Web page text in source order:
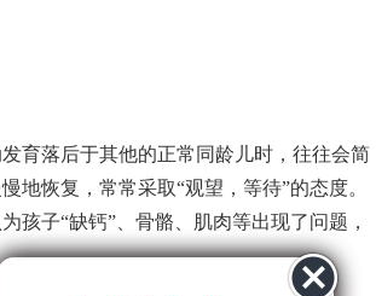
育落后于其他的正常同龄儿时，往往会简
地恢复，常常采取“观望，等待”的态度。
孩子“缺钙”、骨骼、肌肉等出现了问题，